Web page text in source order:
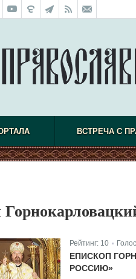
ВСТРЕЧА С
Рейтинг: 10
ЕПИСКОП
РОССИЮ»